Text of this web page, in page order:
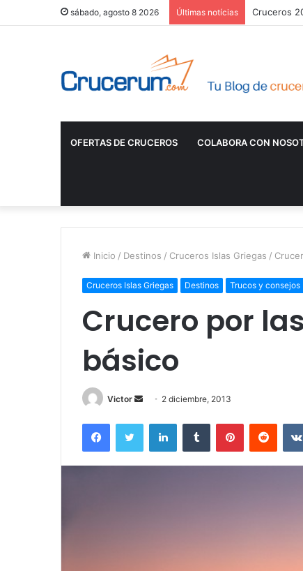
sábado, agosto 8 2026 Últimas notícias Cruceros
OFERTAS DE CRUCEROS COLABORA CON
Inicio / Destinos / Cruceros Islas Griegas /
Cruceros Islas Griegas Destinos Trucos y consejos
Crucero por
básico
Victor
Send
email
2 diciembre, 2013
FacebookTwitter LinkedInTumblr Pinterest